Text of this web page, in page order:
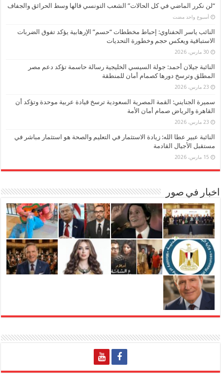
“لن نكرر الماضي في كل الحالات” الشعب التونسي قالها وسط الحرائق والجفاف
‏أسبوع واحد مضت
النائب ياسر الحفناوي: إحباط مخططات “حسم” الإرهابية يؤكد تفوق الضربات
الاستباقية ويعكس حجم وخطورة التحديات
30 مارس، 2026
النائبة جيلان أحمد: جولة السيسي الخليجية رسالة حاسمة تؤكد دعم مصر
المطلق وترسخ دورها كصمام أمان للمنطقة
23 مارس، 2026
سميرة الجنايني: القمة المصرية السعودية ترسخ قيادة عربية موحدة وتؤكد أن
القاهرة والرياض صمام أمان الأمة
23 مارس، 2026
النائبة عبير عطا الله: زيادة الاستثمار في التعليم والصحة هو استثمار مباشر في
مستقبل الأجيال القادمة
15 مارس، 2026
اخبار في صور